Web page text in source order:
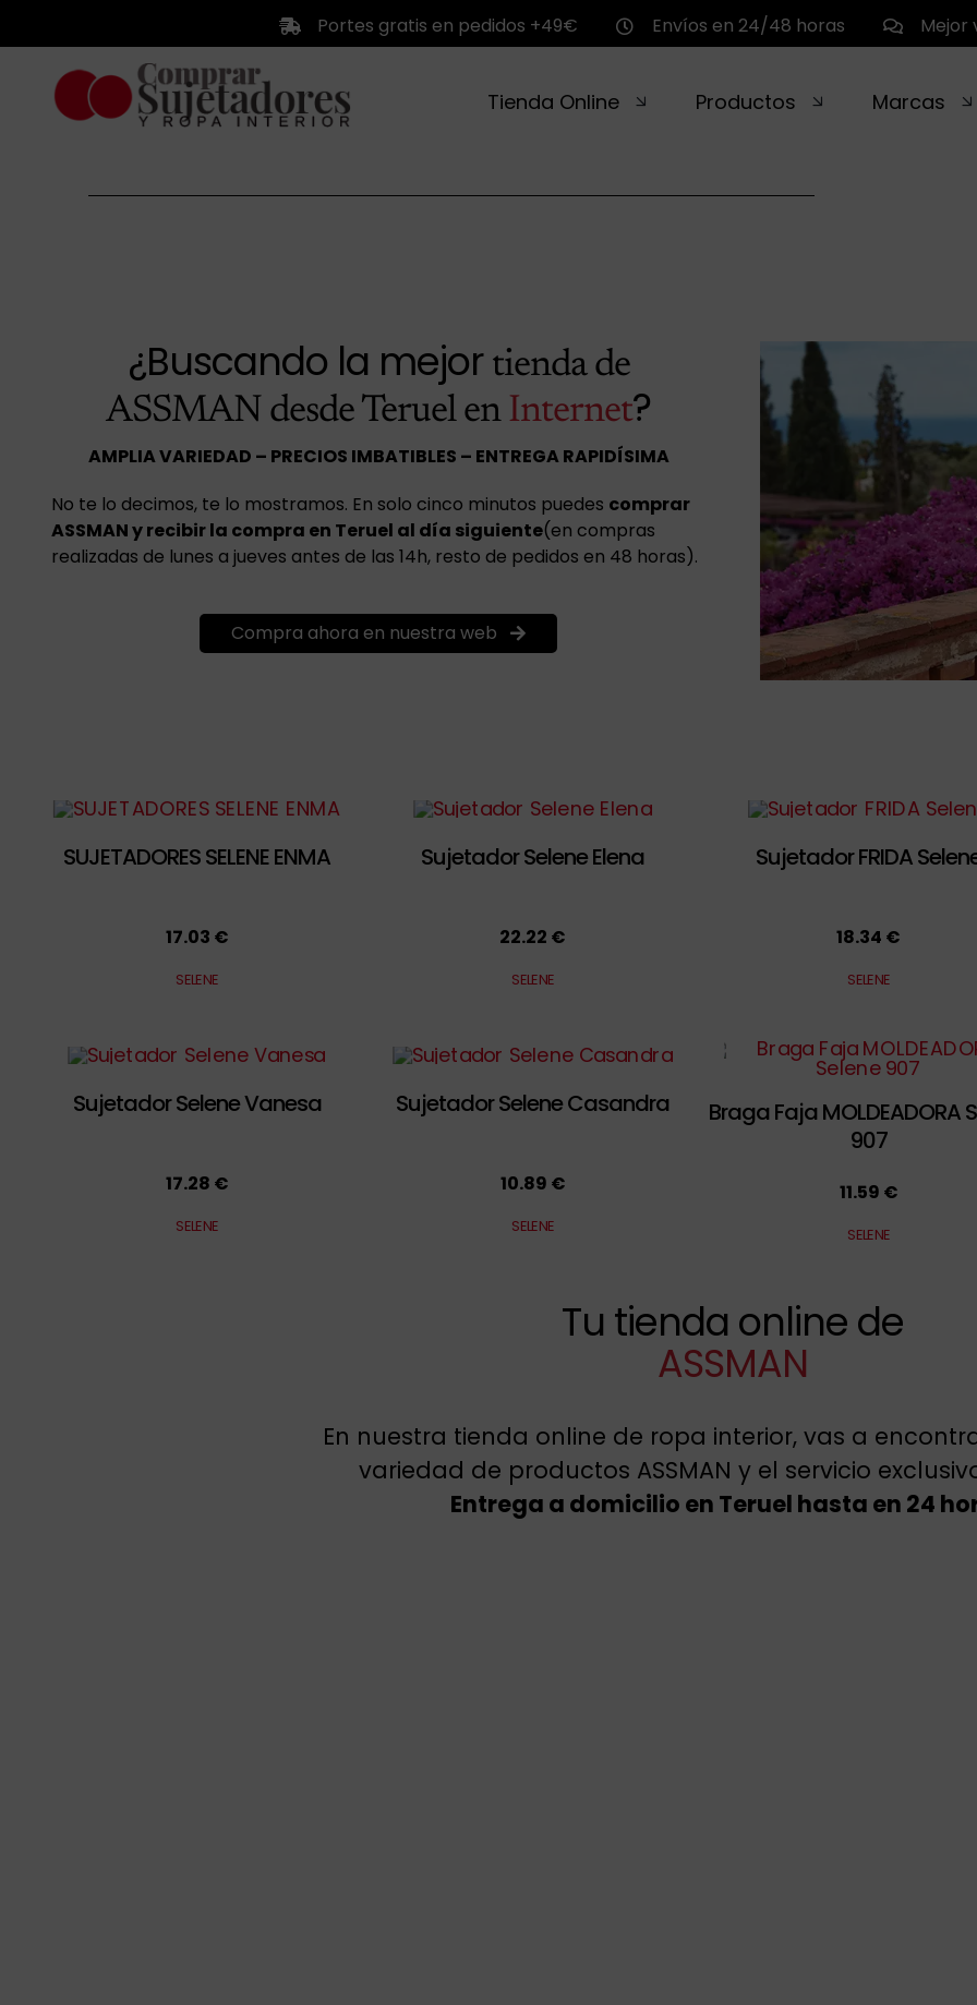
contenido
Portes gratis en pedidos +49€ Envíos en 24/48 horas Mejor
Tienda Online Productos Marcas
¿Buscando la mejor tienda de
ASSMAN desde Teruel en Internet?
AMPLIA VARIEDAD – PRECIOS IMBATIBLES – ENTREGA RAPIDÍSIMA
No te lo decimos, te lo mostramos. En solo cinco minutos puedes comprar
ASSMAN y recibir la compra en Teruel al día siguiente(en compras
realizadas de lunes a jueves antes de las 14h, resto de pedidos en 48 horas).
Compra ahora en nuestra web
SUJETADORES SELENE ENMA
17.03 €
SELENE
Sujetador Selene Elena
22.22 €
SELENE
Sujetador FRIDA
18.34 €
SELENE
Sujetador Selene Vanesa
17.28 €
SELENE
Sujetador Selene Casandra
10.89 €
SELENE
Braga Faja MOLDEADORA
907
11.59 €
SELENE
Tu tienda online de
ASSMAN
En nuestra tienda online de ropa interior, vas a
variedad de productos ASSMAN y el servicio
Entrega a domicilio en Teruel hasta en 24